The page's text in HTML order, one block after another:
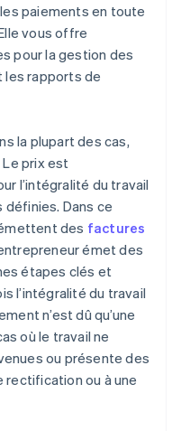
paiements en toute
vous offre
pour la gestion des
les rapports de
la plupart des cas,
prix est
l’intégralité du travail
Dans ce
des factures
émet des
étapes clés et
l’intégralité du travail
n’est dû qu’une
où le travail ne
ou présente des
rectification ou à une